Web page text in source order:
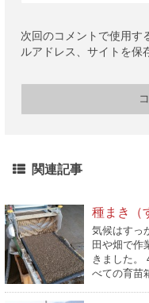
次回のコメントで使用す
ルアドレス、サイトを保
関連記事
種まき（
気候はすっ
田や畑で作
きました。
べての育苗